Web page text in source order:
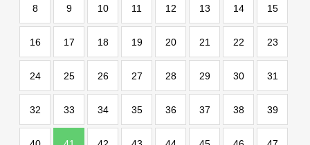
8 9 10 11 12 13 14 15
16 17 18 19 20 21 22 23
24 25 26 27 28 29 30 31
32 33 34 35 36 37 38 39